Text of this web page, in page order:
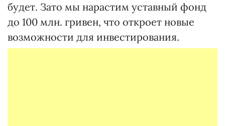
будет. Зато мы нарастим уставный фонд
до 100 млн. гривен, что откроет новые
возможности для инвестирования.